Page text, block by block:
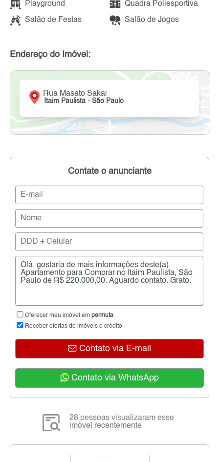
Playground Quadra Poliesportiva
Salão de Festas Salão de Jogos
Endereço do Imóvel:
Rua Masato Sakai
Itaim Paulista - São Paulo
Contate o anunciante
Oferecer meu imóvel em permuta
Receber ofertas de imóveis e crédito
Contato via E-mail
Contato via WhatsApp
28 pessoas visualizaram esse
imóvel recentemente